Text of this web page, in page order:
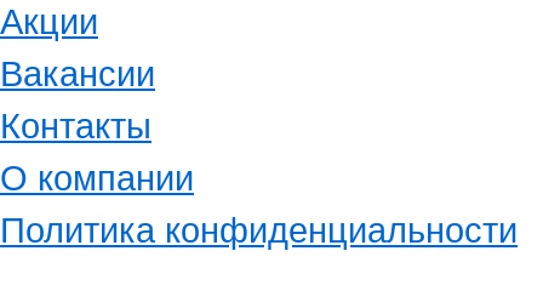
Акции
Вакансии
Контакты
О компании
Политика конфиденциальности